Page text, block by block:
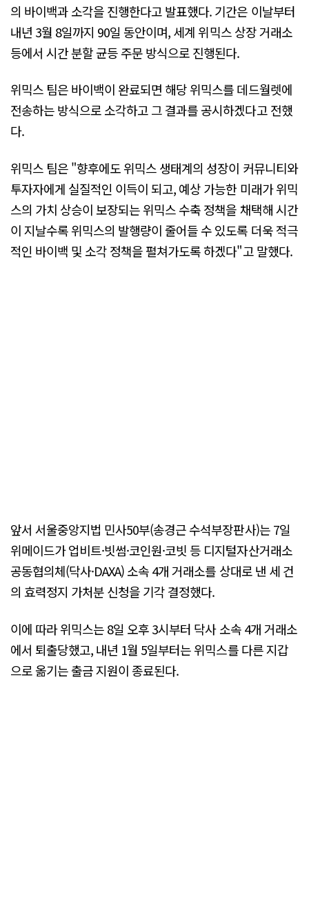
의 바이백과 소각을 진행한다고 발표했다. 기간은 이날부터
내년 3월 8일까지 90일 동안이며, 세계 위믹스 상장 거래소
등에서 시간 분할 균등 주문 방식으로 진행된다.
위믹스 팀은 바이백이 완료되면 해당 위믹스를 데드월렛에
전송하는 방식으로 소각하고 그 결과를 공시하겠다고 전했
다.
위믹스 팀은 "향후에도 위믹스 생태계의 성장이 커뮤니티와
투자자에게 실질적인 이득이 되고, 예상 가능한 미래가 위믹
스의 가치 상승이 보장되는 위믹스 수축 정책을 채택해 시간
이 지날수록 위믹스의 발행량이 줄어들 수 있도록 더욱 적극
적인 바이백 및 소각 정책을 펼쳐가도록 하겠다"고 말했다.
앞서 서울중앙지법 민사50부(송경근 수석부장판사)는 7일
위메이드가 업비트·빗썸·코인원·코빗 등 디지털자산거래소
공동협의체(닥사·DAXA) 소속 4개 거래소를 상대로 낸 세 건
의 효력정지 가처분 신청을 기각 결정했다.
이에 따라 위믹스는 8일 오후 3시부터 닥사 소속 4개 거래소
에서 퇴출당했고, 내년 1월 5일부터는 위믹스를 다른 지갑
으로 옮기는 출금 지원이 종료된다.